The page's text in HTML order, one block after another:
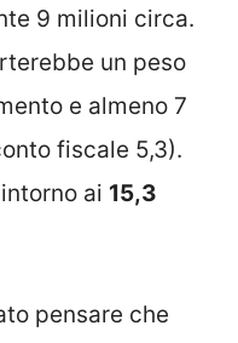
9 milioni circa.
un peso
e almeno 7
fiscale 5,3).
ai 15,3
pensare che